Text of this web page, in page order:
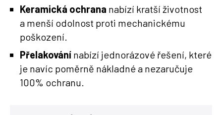
Keramická ochrana nabízí kratší životnost
a menší odolnost proti mechanickému
poškození.
Přelakování nabízí jednorázové řešení, které
je navíc poměrně nákladné a nezaručuje
100% ochranu.